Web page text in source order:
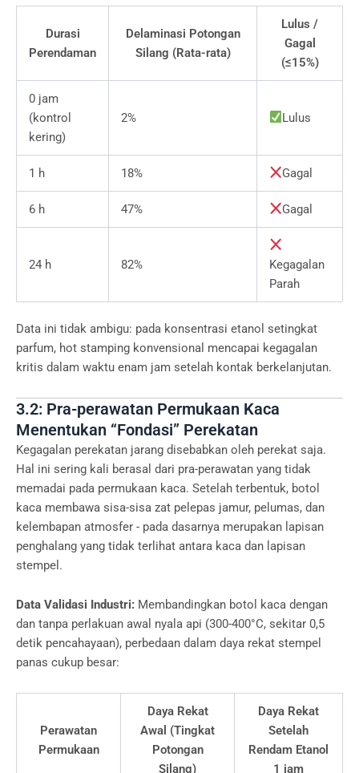
Durasi
Perendaman
Delaminasi Potongan
Silang (Rata-rata)
Lulus /
Gagal
(≤15%)
0 jam
(kontrol
kering)
2% Lulus
1 h 18% Gagal
6 h 47% Gagal
24 h 82%
Kegagalan
Parah
Data ini tidak ambigu: pada konsentrasi etanol setingkat
parfum, hot stamping konvensional mencapai kegagalan
kritis dalam waktu enam jam setelah kontak berkelanjutan.
3.2: Pra-perawatan Permukaan Kaca
Menentukan “Fondasi” Perekatan
Kegagalan perekatan jarang disebabkan oleh perekat saja.
Hal ini sering kali berasal dari pra-perawatan yang tidak
memadai pada permukaan kaca. Setelah terbentuk, botol
kaca membawa sisa-sisa zat pelepas jamur, pelumas, dan
kelembapan atmosfer - pada dasarnya merupakan lapisan
penghalang yang tidak terlihat antara kaca dan lapisan
stempel.
Data Validasi Industri: Membandingkan botol kaca dengan
dan tanpa perlakuan awal nyala api (300-400°C, sekitar 0,5
detik pencahayaan), perbedaan dalam daya rekat stempel
panas cukup besar:
Perawatan
Permukaan
Daya Rekat
Awal (Tingkat
Potongan
Silang)
Daya Rekat
Setelah
Rendam Etanol
1 jam